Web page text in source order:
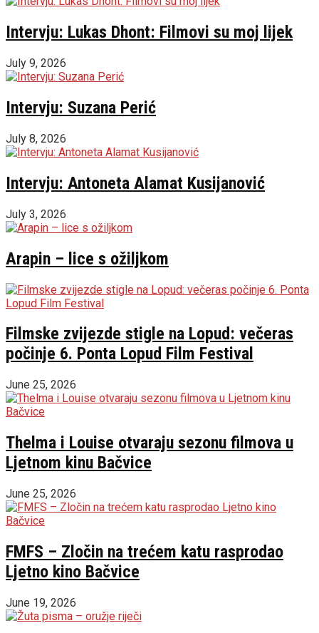
Intervju: Lukas Dhont: Filmovi su moj lijek
July 9, 2026
Intervju: Suzana Perić
July 8, 2026
Intervju: Antoneta Alamat Kusijanović
July 3, 2026
Arapin – lice s ožiljkom
Filmske zvijezde stigle na Lopud: večeras
počinje 6. Ponta Lopud Film Festival
June 25, 2026
Thelma i Louise otvaraju sezonu filmova u
Ljetnom kinu Bačvice
June 25, 2026
FMFS – Zločin na trećem katu rasprodao
Ljetno kino Bačvice
June 19, 2026